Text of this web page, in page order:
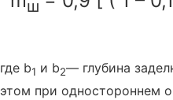
ш
где b1 и b2— глубина
этом при одностороннем